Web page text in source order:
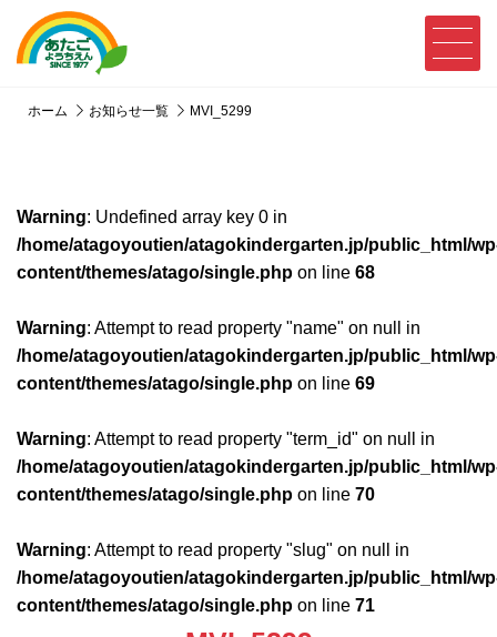
ホーム お知らせ一覧 MVI_5299
Warning: Undefined array key 0 in
/home/atagoyoutien/atagokindergarten.jp/public_html/
content/themes/atago/single.php on line 68
Warning: Attempt to read property "name" on null in
/home/atagoyoutien/atagokindergarten.jp/public_html/
content/themes/atago/single.php on line 69
Warning: Attempt to read property "term_id" on null in
/home/atagoyoutien/atagokindergarten.jp/public_html/
content/themes/atago/single.php on line 70
Warning: Attempt to read property "slug" on null in
/home/atagoyoutien/atagokindergarten.jp/public_html/
content/themes/atago/single.php on line 71